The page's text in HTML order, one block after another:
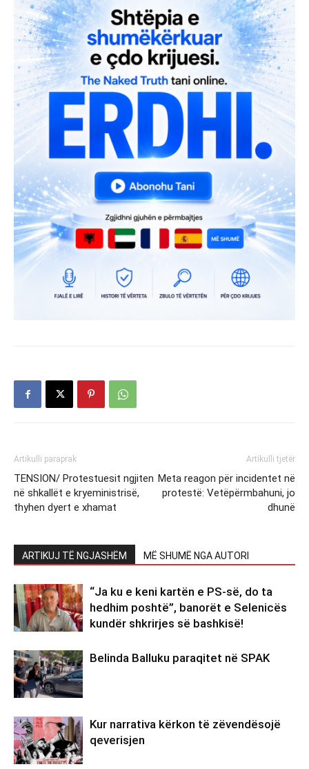
Artikulli paraprak
TENSION/ Protestuesit ngjiten
në shkallët e kryeministrisë,
thyhen dyert e xhamat
Artikulli tjetër
Meta reagon për incidentet në
protestë: Vetëpërmbahuni, jo
dhunë
ARTIKUJ TË NGJASHËM MË SHUMË NGA AUTORI
“Ja ku e keni kartën e PS-së, do ta
hedhim poshtë”, banorët e Selenicës
kundër shkrirjes së bashkisë!
Belinda Balluku paraqitet në SPAK
Kur narrativa kërkon të zëvendësojë
qeverisjen